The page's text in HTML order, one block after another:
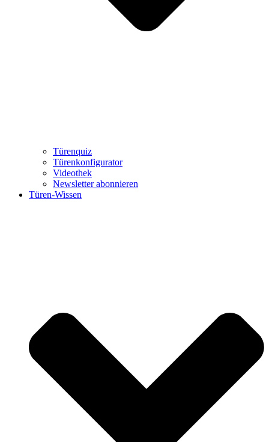
Türenquiz
Türenkonfigurator
Videothek
Newsletter abonnieren
Türen-Wissen